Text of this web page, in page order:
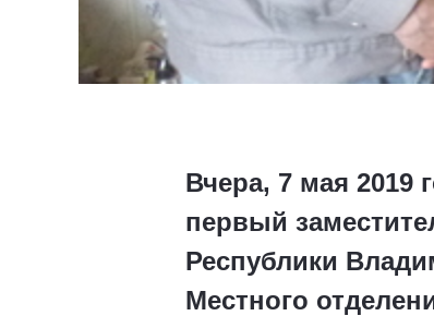
Вчера, 7 мая 2019
первый
Республики
Местного